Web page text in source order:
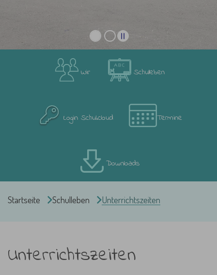
Wir Schulleben
Login Schul.cloud Termine
Downloads
Startseite Schulleben Unterrichtszeiten
Unterrichtszeiten